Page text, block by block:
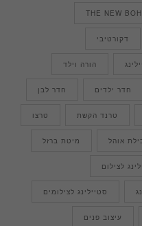
THE NEW
דקורטיבי
הורה וילד
חדר ילדים חדר לבן
טרנד הקשת טרצו
אוהל מיטת ברזל
לצילום
סטיילינג לצילומים
עיצוב פנים